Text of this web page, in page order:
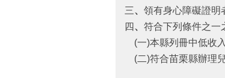
三、 領有身心障礙證明
四、 符合下列條件之一
(一)本縣列冊中低收
(二)符合苗栗縣辦理